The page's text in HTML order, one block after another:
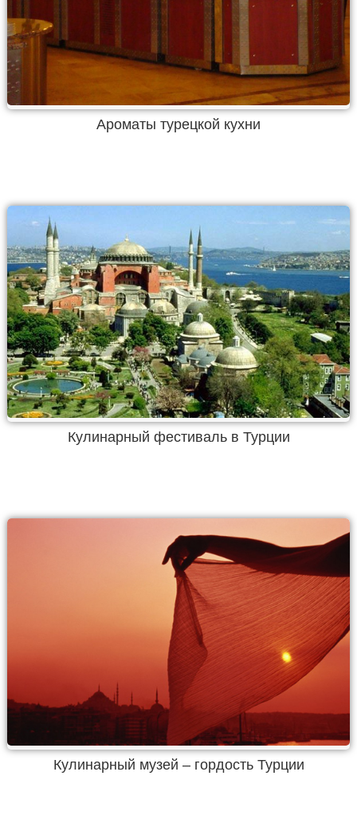
Ароматы турецкой кухни
Кулинарный фестиваль в Турции
Кулинарный музей – гордость Турции